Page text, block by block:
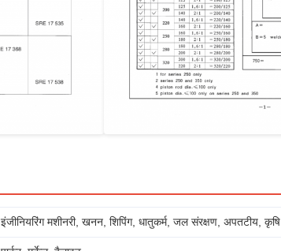
इंजीनियरिंग मशीनरी, खनन, शिपिंग, धातुकर्म, जल संरक्षण, अपतटीय, कृषि